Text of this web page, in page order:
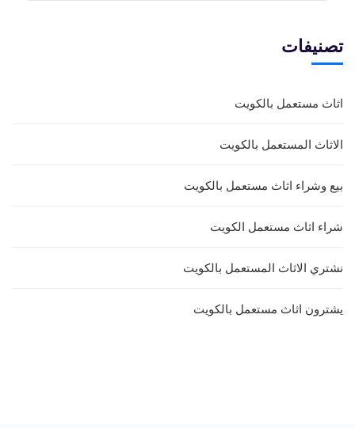
تصنيفات
اثاث مستعمل بالكويت
الاثاث المستعمل بالكويت
بيع وشراء اثاث مستعمل بالكويت
شراء اثاث مستعمل الكويت
نشتري الاثاث المستعمل بالكويت
يشترون اثاث مستعمل بالكويت